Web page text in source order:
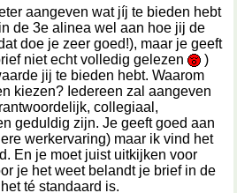
aangeven wat jíj te bieden hebt
de 3e alinea wel aan hoe jij de
doe je zeer goed!), maar je geeft
niet echt volledig gelezen
)
jij te bieden hebt. Waarom
kiezen? Iedereen zal aangeven
collegiaal,
geduldig zijn. Je geeft goed aan
werkervaring) maar ik vind het
En je moet juist uitkijken voor
je het weet belandt je brief in de
té standaard is.